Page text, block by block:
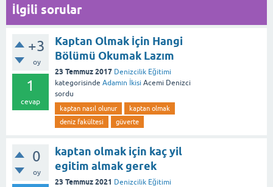
İlgili sorular
+3
oy
1
cevap
Kaptan Olmak İçin Hangi
Bölümü Okumak Lazım
23 Temmuz 2017 Denizcilik Eğitimi
kategorisinde Adamın İkisi Acemi Denizci
sordu
kaptan nasıl olunur
kaptan olmak
deniz fakültesi
güverte
0
oy
kaptan olmak için kaç yil
egitim almak gerek
23 Temmuz 2021 Denizcilik Eğitimi